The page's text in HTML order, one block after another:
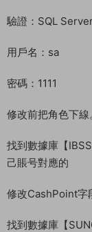
驗證：SQL
用戶名：sa
密碼：1111
修改前把角色下線
找到數據庫【
己賬号對應的
修改CashPoint字
找到數據庫【